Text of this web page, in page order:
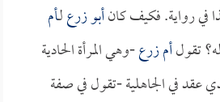
في رواية. فكيف كانأبو زرعلـأم
تقولأم زرع-وهي المرأة الحادية
عقد في الجاهلية -تقول في صفة